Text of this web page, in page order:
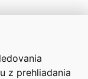
z prehliadania